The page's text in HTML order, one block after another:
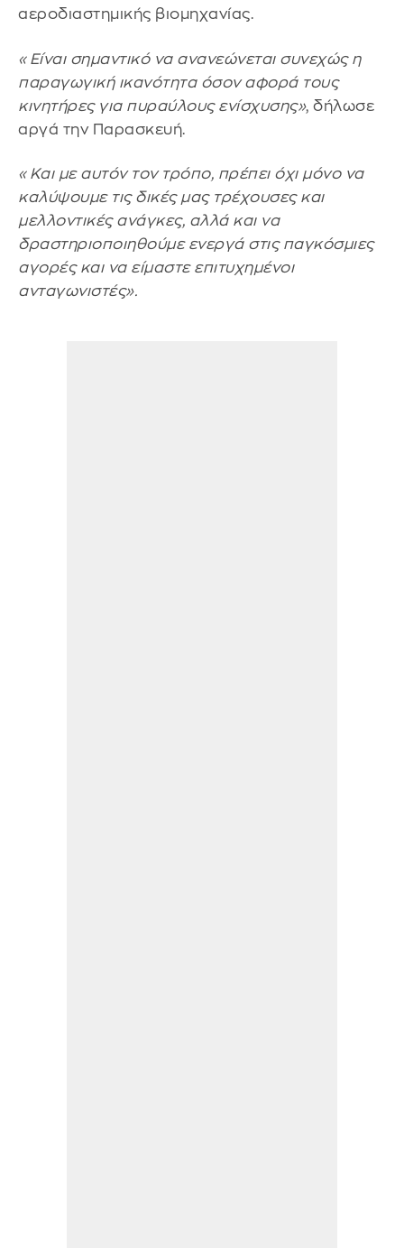
αεροδιαστημικής βιομηχανίας.
«Είναι σημαντικό να ανανεώνεται συνεχώς η
παραγωγική ικανότητα όσον αφορά τους
κινητήρες για πυραύλους ενίσχυσης», δήλωσε
αργά την Παρασκευή.
«Και με αυτόν τον τρόπο, πρέπει όχι μόνο να
καλύψουμε τις δικές μας τρέχουσες και
μελλοντικές ανάγκες, αλλά και να
δραστηριοποιηθούμε ενεργά στις παγκόσμιες
αγορές και να είμαστε επιτυχημένοι
ανταγωνιστές».